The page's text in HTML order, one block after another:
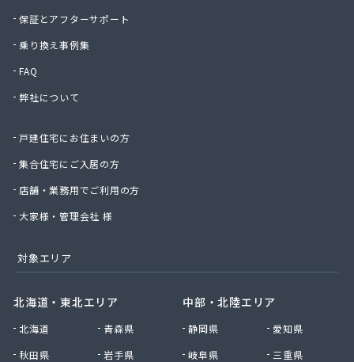
株式会社宇佐美プロパン
株式会社下林
株式会社桑原商事
株式会社元久商店
株式会社古田商店
株式会社三好ガス
株式会社山源服部商会
株式会社山新プロパン部
株式会社山田幸一商店
株式会社小林本店
株式会社小林本店稲沢店
株式会社松村プロパン部
保証とアフターサポート
乗り換え事例集
FAQ
弊社について
戸建住宅にお住まいの方
集合住宅にご入居の方
店舗・業務用でご利用の方
大家様・管理会社 様
対象エリア
北海道・東北エリア
北海道
青森県
秋田県
岩手県
中部・北陸エリア
静岡県
愛知県
岐阜県
三重県